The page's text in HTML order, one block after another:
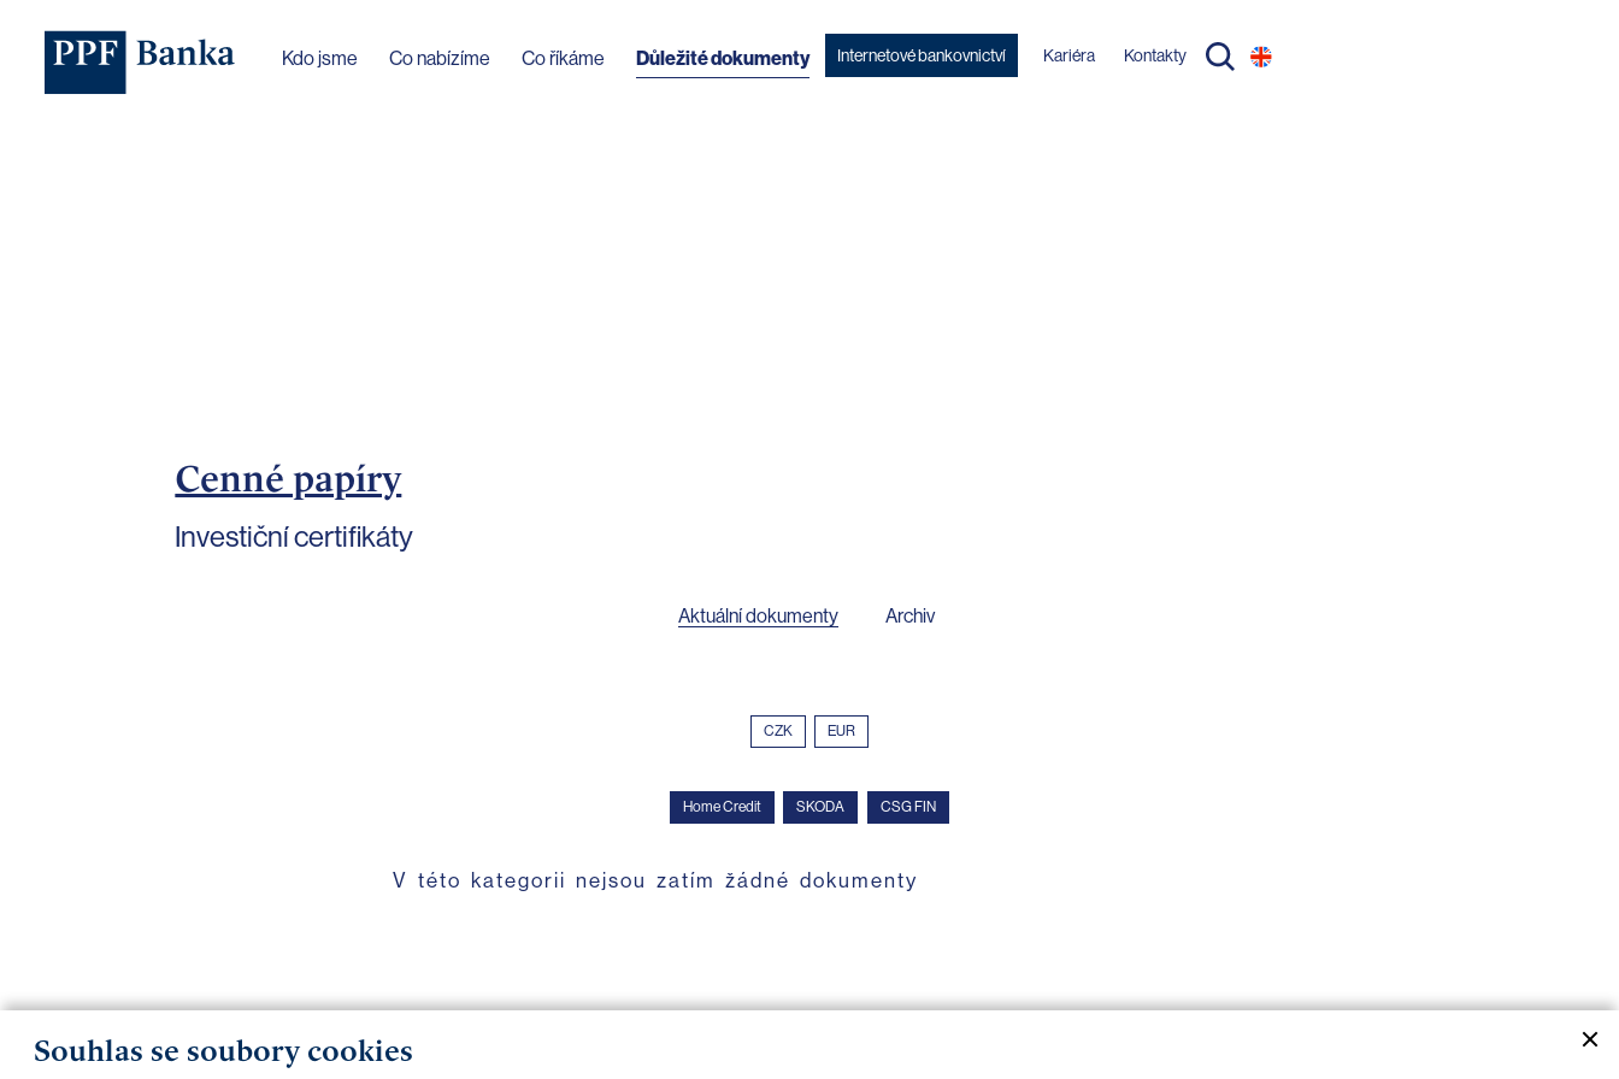
Souhlas se soubory cookies
Kdo jsme Co nabízíme Co říkáme Důležité dokumenty Internetové bankovnictví Kariéra Kontakty
Cenné papíry
Investiční certifikáty
Aktuální dokumenty Archiv
CZK EUR
Home Credit SKODA CSG FIN
V této kategorii nejsou zatím žádné dokumenty